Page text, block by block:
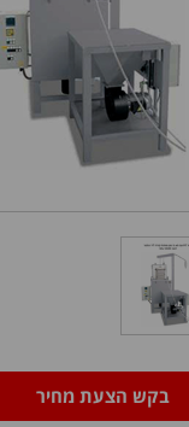
בקש הצעת מחיר